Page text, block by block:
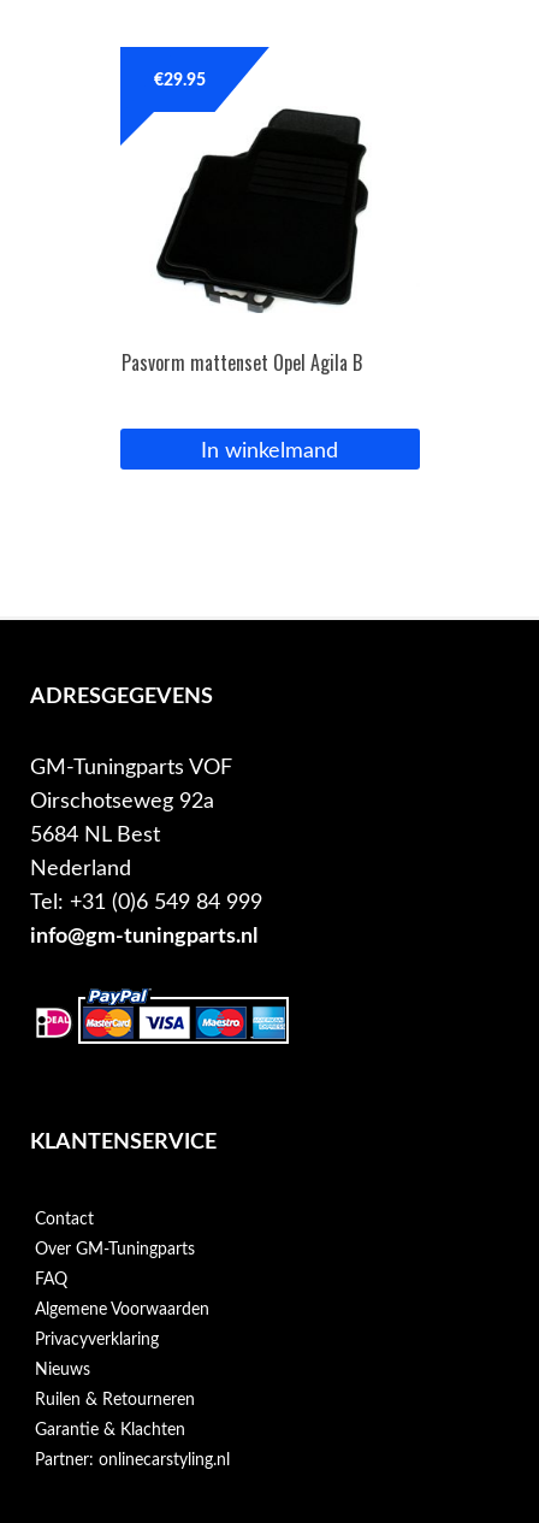
Pasvorm mattenset Opel Agila B
€29.95
In winkelmand
ADRESGEGEVENS
GM-Tuningparts VOF
Oirschotseweg 92a
5684 NL Best
Nederland
Tel: +31 (0)6 549 84 999
info@gm-tuningparts.nl
KLANTENSERVICE
Contact
Over GM-Tuningparts
FAQ
Algemene Voorwaarden
Privacyverklaring
Nieuws
Ruilen & Retourneren
Garantie & Klachten
Partner: onlinecarstyling.nl